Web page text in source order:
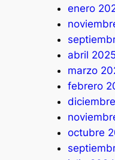
enero
abril
marzo
febrero
octubre